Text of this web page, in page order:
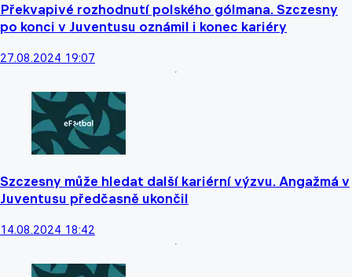
Překvapivé rozhodnutí polského gólmana. Szczesny
po konci v Juventusu oznámil i konec kariéry
27.08.2024 19:07
Szczesny může hledat další kariérní výzvu. Angažmá v
Juventusu předčasně ukončil
14.08.2024 18:42